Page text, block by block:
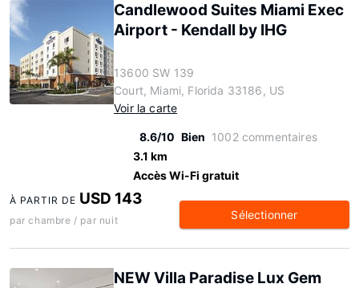
Candlewood Suites Miami Exec
Airport - Kendall by IHG
13600 SW 139
Court, Miami, Florida 33186, US
Voir la carte
8.6/10 Bien 1002 commentaires
3.1 km
Accès Wi-Fi gratuit
À PARTIR DE USD 143
par chambre / par nuit Sélectionner
NEW Villa Paradise Lux Gem